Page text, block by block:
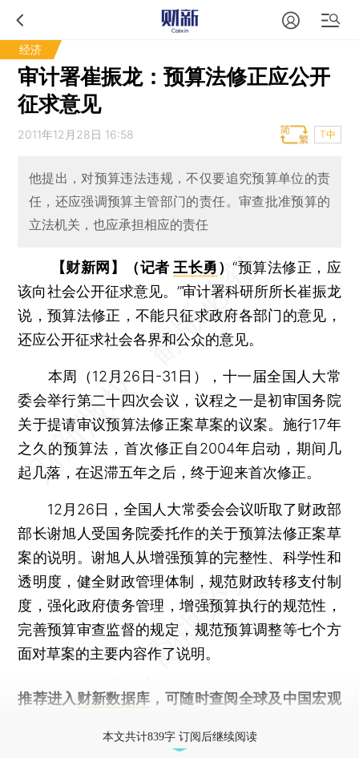
经济
审计署崔振龙：预算法修正应公开
征求意见
2011年12月28日 16:58 T中
他提出，对预算违法违规，不仅要追究预算单位的责
任，还应强调预算主管部门的责任。审查批准预算的
立法机关，也应承担相应的责任
【财新网】（记者 王长勇）“预算法修正，应
该向社会公开征求意见。”审计署科研所所长崔振龙
说，预算法修正，不能只征求政府各部门的意见，
还应公开征求社会各界和公众的意见。
本周（12月26日-31日），十一届全国人大常
委会举行第二十四次会议，议程之一是初审国务院
关于提请审议预算法修正案草案的议案。施行17年
之久的预算法，首次修正自2004年启动，期间几
起几落，在迟滞五年之后，终于迎来首次修正。
12月26日，全国人大常委会会议听取了财政部
部长谢旭人受国务院委托作的关于预算法修正案草
案的说明。谢旭人从增强预算的完整性、科学性和
透明度，健全财政管理体制，规范财政转移支付制
度，强化政府债务管理，增强预算执行的规范性，
完善预算审查监督的规定，规范预算调整等七个方
面对草案的主要内容作了说明。
推荐进入 财新数据库 ，可随时查阅全球及中国宏观
本文共计839字 订阅后继续阅读